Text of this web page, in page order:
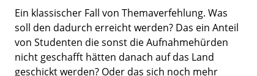
Ein klassischer Fall von Themaverfehlung. Was
soll den dadurch erreicht werden? Das ein Anteil
von Studenten die sonst die Aufnahmehürden
nicht geschafft hätten danach auf das Land
geschickt werden? Oder das sich noch mehr